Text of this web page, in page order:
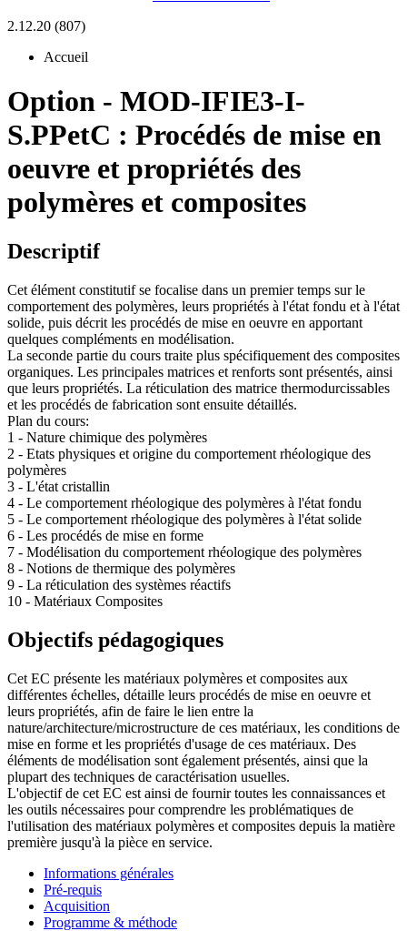
2.12.20 (807)
Accueil
Option - MOD-IFIE3-I-
S.PPetC : Procédés de mise en
oeuvre et propriétés des
polymères et composites
Descriptif
Cet élément constitutif se focalise dans un premier temps sur le
comportement des polymères, leurs propriétés à l'état fondu et à l'état
solide, puis décrit les procédés de mise en oeuvre en apportant
quelques compléments en modélisation.
La seconde partie du cours traite plus spécifiquement des composites
organiques. Les principales matrices et renforts sont présentés, ainsi
que leurs propriétés. La réticulation des matrice thermodurcissables
et les procédés de fabrication sont ensuite détaillés.
Plan du cours:
1 - Nature chimique des polymères
2 - Etats physiques et origine du comportement rhéologique des
polymères
3 - L'état cristallin
4 - Le comportement rhéologique des polymères à l'état fondu
5 - Le comportement rhéologique des polymères à l'état solide
6 - Les procédés de mise en forme
7 - Modélisation du comportement rhéologique des polymères
8 - Notions de thermique des polymères
9 - La réticulation des systèmes réactifs
10 - Matériaux Composites
Objectifs pédagogiques
Cet EC présente les matériaux polymères et composites aux
différentes échelles, détaille leurs procédés de mise en oeuvre et
leurs propriétés, afin de faire le lien entre la
nature/architecture/microstructure de ces matériaux, les conditions de
mise en forme et les propriétés d'usage de ces matériaux. Des
éléments de modélisation sont également présentés, ainsi que la
plupart des techniques de caractérisation usuelles.
L'objectif de cet EC est ainsi de fournir toutes les connaissances et
les outils nécessaires pour comprendre les problématiques de
l'utilisation des matériaux polymères et composites depuis la matière
première jusqu'à la pièce en service.
Informations générales
Pré-requis
Acquisition
Programme & méthode